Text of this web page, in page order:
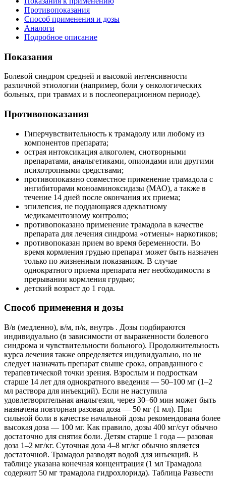
Противопоказания
Способ применения и дозы
Аналоги
Подробное описание
Показания
Болевой синдром средней и высокой интенсивности
различной этиологии (например, боли у онкологических
больных, при травмах и в послеоперационном периоде).
Противопоказания
Гиперчувствительность к трамадолу или любому из
компонентов препарата;
острая интоксикация алкоголем, снотворными
препаратами, анальгетиками, опиоидами или другими
психотропными средствами;
противопоказано совместное применение трамадола с
ингибиторами моноаминоксидазы (МАО), а также в
течение 14 дней после окончания их приема;
эпилепсия, не поддающаяся адекватному
медикаментозному контролю;
противопоказано применение трамадола в качестве
препарата для лечения синдрома «отмены» наркотиков;
противопоказан прием во время беременности. Во
время кормления грудью препарат может быть назначен
только по жизненным показаниям. В случае
однократного приема препарата нет необходимости в
прерывании кормления грудью;
детский возраст до 1 года.
Способ применения и дозы
В/в (медленно), в/м, п/к, внутрь . Дозы подбираются
индивидуально (в зависимости от выраженности болевого
синдрома и чувствительности больного). Продолжительность
курса лечения также определяется индивидуально, но не
следует назначать препарат свыше срока, оправданного с
терапевтической точки зрения. Взрослым и подросткам
старше 14 лет для однократного введения — 50–100 мг (1–2
мл раствора для инъекций). Если не наступила
удовлетворительная анальгезия, через 30–60 мин может быть
назначена повторная разовая доза — 50 мг (1 мл). При
сильной боли в качестве начальной дозы рекомендована более
высокая доза — 100 мг. Как правило, дозы 400 мг/сут обычно
достаточно для снятия боли. Детям старше 1 года — разовая
доза 1–2 мг/кг. Суточная доза 4–8 мг/кг обычно является
достаточной. Трамадол разводят водой для инъекций. В
таблице указана конечная концентрация (1 мл Трамадола
содержит 50 мг трамадола гидрохлорида). Таблица Развести